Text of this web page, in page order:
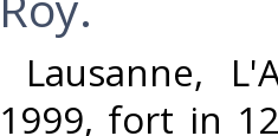
Lausanne,
1999, fort in